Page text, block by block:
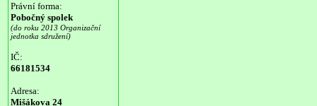
Právní forma:
Pobočný spolek
(do roku 2013 Organizační
jednotka sdružení)
IČ:
66181534
Adresa:
Mišákova 24